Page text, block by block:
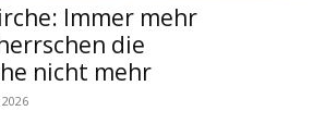
Immer mehr
die
nicht mehr